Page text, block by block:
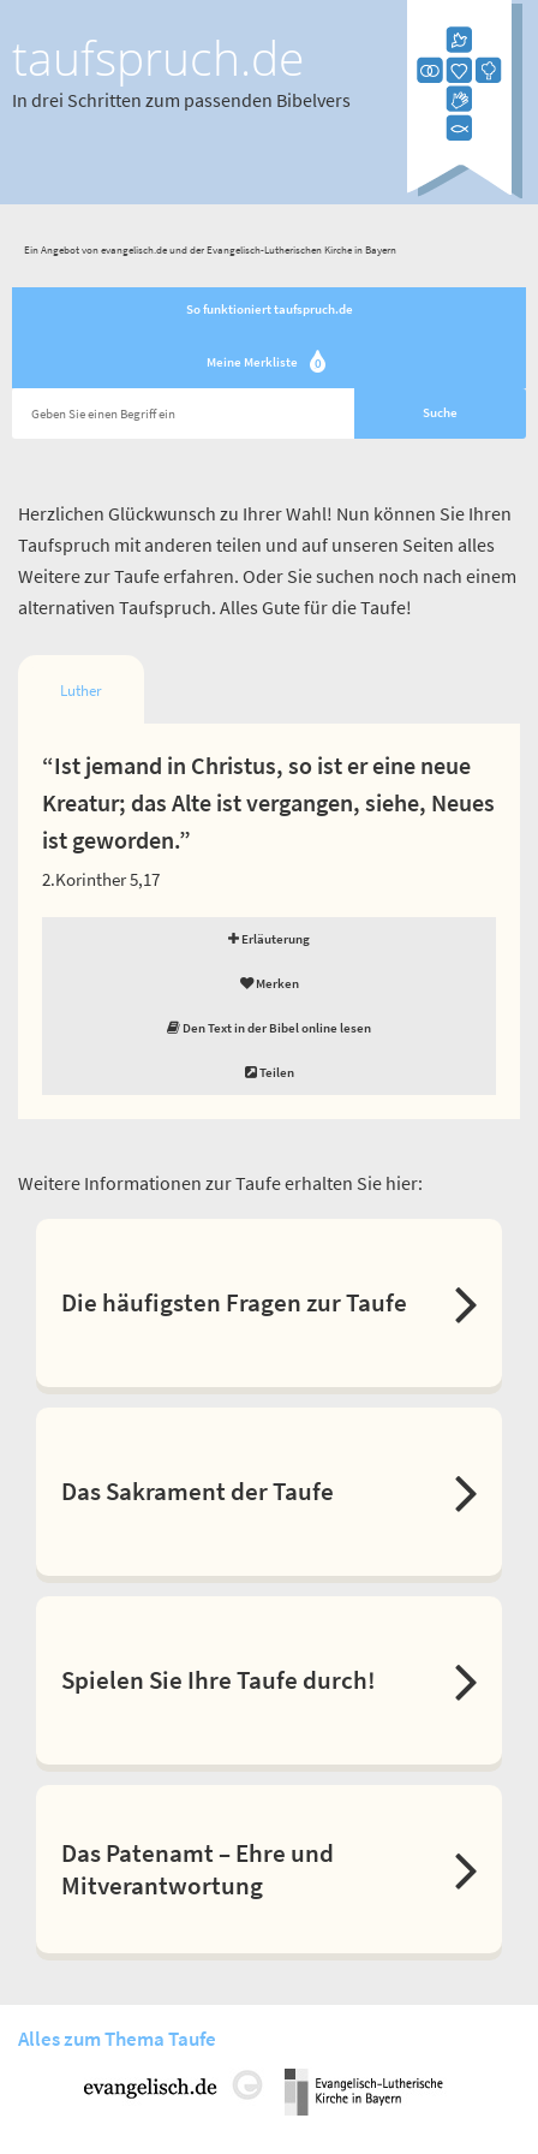
taufspruch.de
In drei Schritten zum passenden Bibelvers
Ein Angebot von evangelisch.de und der Evangelisch-Lutherischen Kirche in Bayern
So funktioniert taufspruch.de
Meine Merkliste 0
Herzlichen Glückwunsch zu Ihrer Wahl! Nun können Sie Ihren
Taufspruch mit anderen teilen und auf unseren Seiten alles
Weitere zur Taufe erfahren. Oder Sie suchen noch nach einem
alternativen Taufspruch. Alles Gute für die Taufe!
Luther
“Ist jemand in Christus, so ist er eine neue
Kreatur; das Alte ist vergangen, siehe, Neues
ist geworden.”
2.Korinther 5,17
Erläuterung
Merken
Den Text in der Bibel online lesen
Teilen
Weitere Informationen zur Taufe erhalten Sie hier:
Die häufigsten Fragen zur Taufe
Das Sakrament der Taufe
Spielen Sie Ihre Taufe durch!
Das Patenamt – Ehre und
Mitverantwortung
Alles zum Thema Taufe